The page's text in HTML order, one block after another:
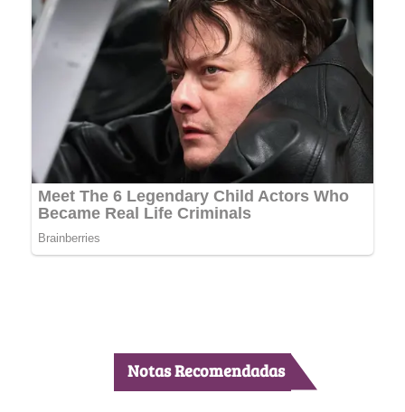
Notas Recomendadas